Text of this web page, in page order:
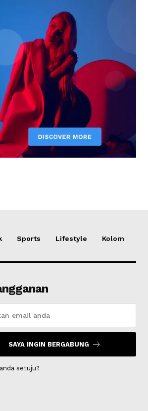
Sports Lifestyle Kolom
SAYA INGIN BERGABUNG
setuju?